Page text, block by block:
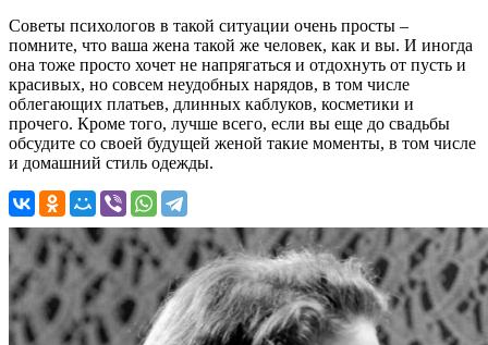
Советы психологов в такой ситуации очень просты –
помните, что ваша жена такой же человек, как и вы. И иногда
она тоже просто хочет не напрягаться и отдохнуть от пусть и
красивых, но совсем неудобных нарядов, в том числе
облегающих платьев, длинных каблуков, косметики и
прочего. Кроме того, лучше всего, если вы еще до свадьбы
обсудите со своей будущей женой такие моменты, в том числе
и домашний стиль одежды.